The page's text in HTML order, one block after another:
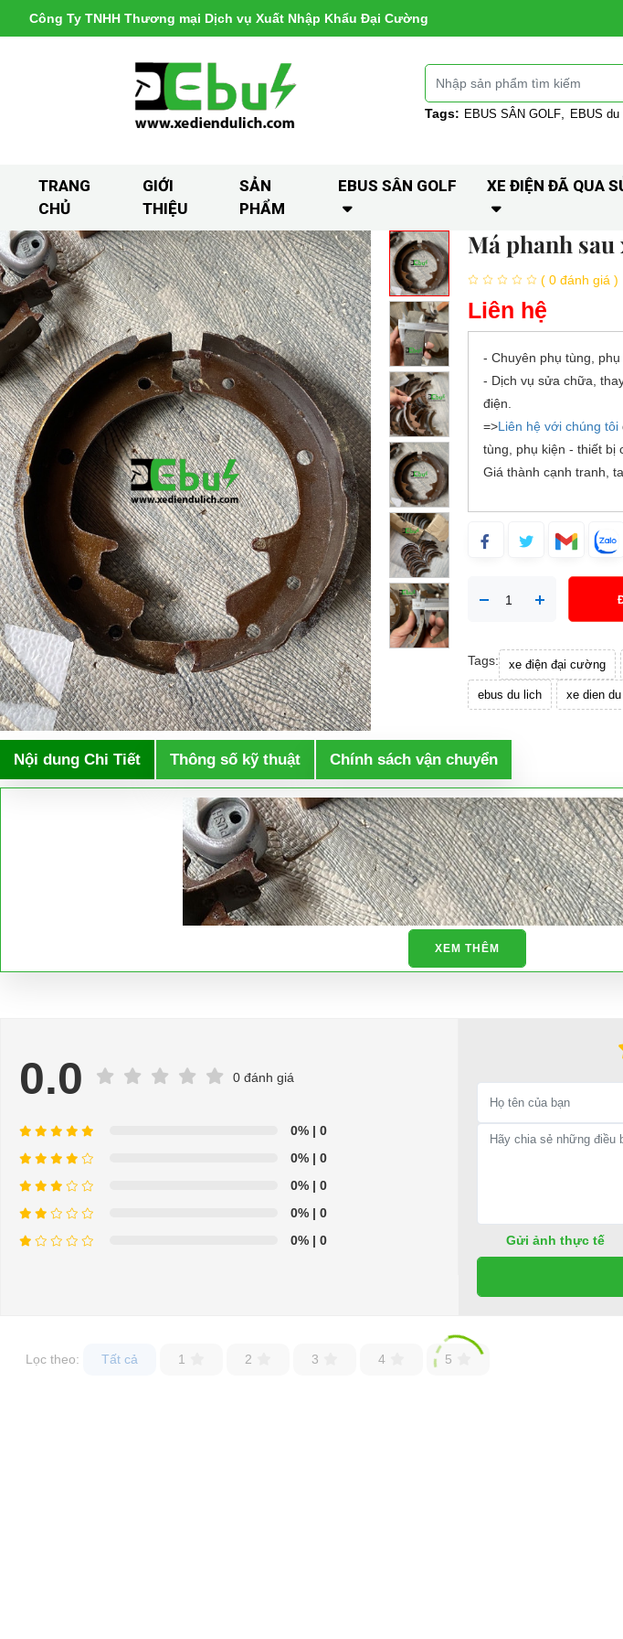
Công Ty TNHH Thương mại Dịch vụ Xuất Nhập Khẩu Đại Cường
Tags: EBUS SÂN GOLF EBUS du
TRANG
CHỦ
GIỚI
THIỆU
SẢN
PHẨM
EBUS SÂN GOLF XE ĐIỆN ĐÃ QUA
Má phanh sau
( 0 đánh giá )
Liên hệ
- Chuyên phụ tùng,
- Dịch vụ sửa chữa,
điện.
=>Liên hệ với chúng tôi
tùng, phụ kiện - thiết bị
Giá thành cạnh tranh,
Tags: xe điện đại cường
ebus du lich xe dien
Nội dung Chi Tiết Thông số kỹ thuật Chính sách vận chuyển
XEM THÊM
0.0 0 đánh giá
0%| 0
0%| 0
0%| 0
0%| 0
0%| 0 Gửi ảnh thực tế
Lọc theo: Tất cả 1 2 3 4 5